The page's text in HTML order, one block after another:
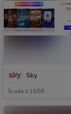
Sky
Scade il 16/08